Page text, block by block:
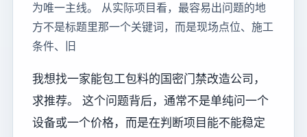
为唯一主线。 从实际项目看，最容易出问题的地
方不是标题里那一个关键词，而是现场点位、施工
条件、旧
我想找一家能包工包料的国密门禁改造公司，
求推荐。 这个问题背后，通常不是单纯问一个
设备或一个价格，而是在判断项目能不能稳定